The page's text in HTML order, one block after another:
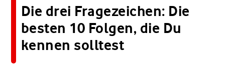
Die drei Fragezeichen: Die
besten 10 Folgen, die Du
kennen solltest